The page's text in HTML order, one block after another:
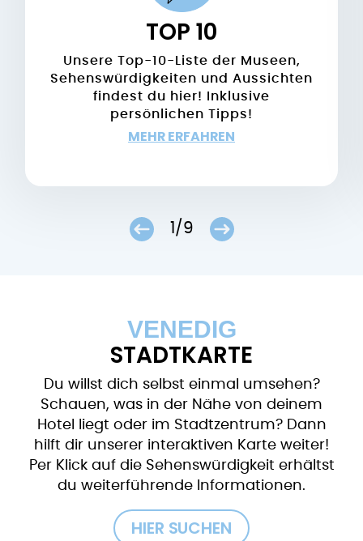
TOP 10
Unsere Top-10-Liste der Museen,
Sehenswürdigkeiten und Aussichten
findest du hier! Inklusive
persönlichen Tipps!
MEHR ERFAHREN
1/9
VENEDIG
STADTKARTE
Du willst dich selbst einmal umsehen?
Schauen, was in der Nähe von deinem
Hotel liegt oder im Stadtzentrum? Dann
hilft dir unserer interaktiven Karte weiter!
Per Klick auf die Sehenswürdigkeit erhältst
du weiterführende Informationen.
HIER SUCHEN